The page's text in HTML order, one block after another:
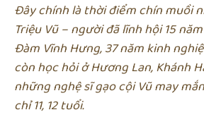
Đây chính là thời điểm chín muồi
Triệu Vũ – người đã lĩnh hội 15
Đàm Vĩnh Hưng, 37 năm kinh
còn học hỏi ở Hương Lan, Khánh
những nghệ sĩ gạo cội Vũ may
chỉ 11, 12 tuổi.